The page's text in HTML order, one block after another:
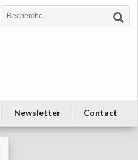
Newsletter Contact